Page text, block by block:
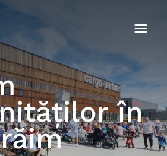
în